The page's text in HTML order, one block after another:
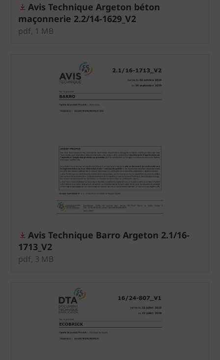
Avis Technique Argeton béton
maçonnerie 2.2/14-1629_V2
pdf, 1 MB
Avis Technique Barro Argeton 2.1/16-
1713_V2
pdf, 3 MB